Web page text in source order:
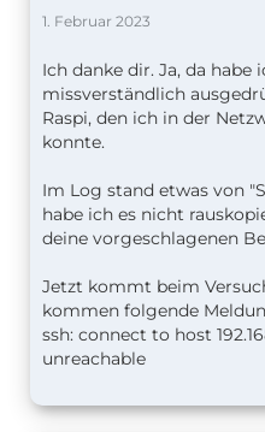
1. Februar 2023
Ich danke dir. Ja, da habe
missverständlich
Raspi, den ich in der
konnte.
Im Log stand etwas von
habe ich es nicht
deine vorgeschlagenen
Jetzt kommt beim
kommen folgende
ssh: connect to host
unreachable